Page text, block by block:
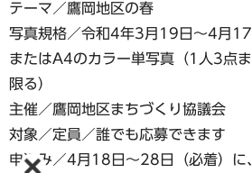
テーマ／鷹岡地区の春
写真規格／令和4年3月19日〜4月17
またはA4のカラー単写真（1人3点
限る）
主催／鷹岡地区まちづくり協議会
対象／定員／誰でも応募できます
申込み／4月18日～28日（必着）に